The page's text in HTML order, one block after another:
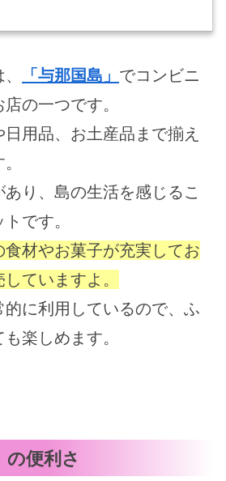
「与那国島」 でコンビニ
の一つです。
用品、お土産品まで揃え
り、島の生活を感じるこ
です。
材やお菓子が充実してお
ていますよ。
に利用しているので、ふ
楽しめます。
の便利さ